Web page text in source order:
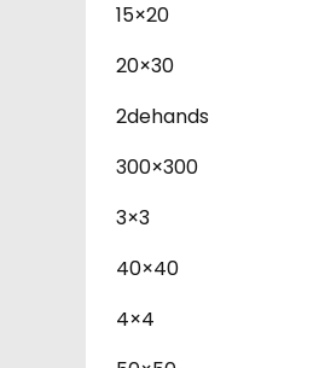
15×20
20×30
2dehands
300×300
3×3
40×40
4×4